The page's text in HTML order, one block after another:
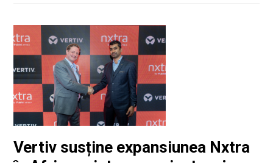
Vertiv susține expansiunea Nxtra